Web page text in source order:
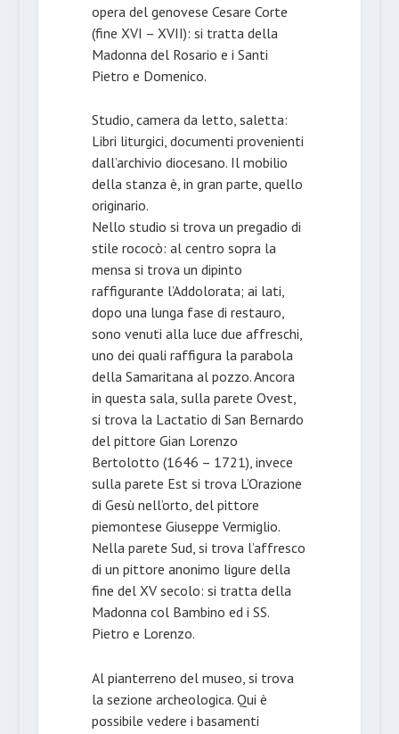
opera del genovese Cesare Corte
(fine XVI – XVII): si tratta della
Madonna del Rosario e i Santi
Pietro e Domenico.
Studio, camera da letto, saletta:
Libri liturgici, documenti provenienti
dall’archivio diocesano. Il mobilio
della stanza è, in gran parte, quello
originario.
Nello studio si trova un pregadio di
stile rococò: al centro sopra la
mensa si trova un dipinto
raffigurante l’Addolorata; ai lati,
dopo una lunga fase di restauro,
sono venuti alla luce due affreschi,
uno dei quali raffigura la parabola
della Samaritana al pozzo. Ancora
in questa sala, sulla parete Ovest,
si trova la Lactatio di San Bernardo
del pittore Gian Lorenzo
Bertolotto (1646 – 1721), invece
sulla parete Est si trova L’Orazione
di Gesù nell’orto, del pittore
piemontese Giuseppe Vermiglio.
Nella parete Sud, si trova l’affresco
di un pittore anonimo ligure della
fine del XV secolo: si tratta della
Madonna col Bambino ed i SS.
Pietro e Lorenzo.
Al pianterreno del museo, si trova
la sezione archeologica. Qui è
possibile vedere i basamenti